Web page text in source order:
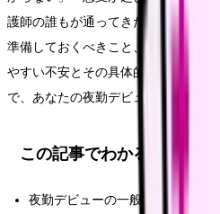
護師の誰もが通ってきた道です。こ
準備しておくべきこと、夜勤中のタ
やすい不安とその具体的な対処法、
で、あなたの夜勤デビューを完全サポ
この記事でわかること
夜勤デビューの一般的な時期と